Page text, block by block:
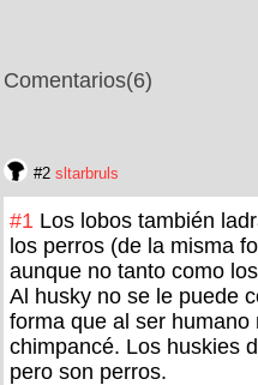
Comentarios(6)
#2 sltarbruls
#1 Los lobos también
los perros (de la misma
aunque no tanto como
Al husky no se le puede
forma que al ser
chimpancé. Los huskies
pero son perros.